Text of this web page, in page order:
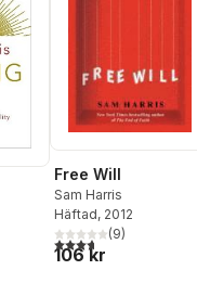
Totalt antal röster:
Free Will
Sam Harris
Häftad, 2012
3,7utav 5 stjärnor.
(9)
106 kr